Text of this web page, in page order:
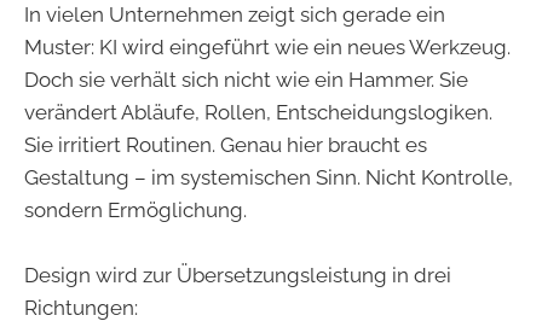
In vielen Unternehmen zeigt sich gerade ein
Muster: KI wird eingeführt wie ein neues Werkzeug.
Doch sie verhält sich nicht wie ein Hammer. Sie
verändert Abläufe, Rollen, Entscheidungslogiken.
Sie irritiert Routinen. Genau hier braucht es
Gestaltung – im systemischen Sinn. Nicht Kontrolle,
sondern Ermöglichung.
Design wird zur Übersetzungsleistung in drei
Richtungen: